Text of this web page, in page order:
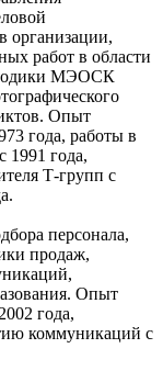
организации,
работ в области
МЭОСК
Опыт
года, работы в
1991 года,
Т-групп с
персонала,
продаж,
Опыт
года,
коммуникаций с